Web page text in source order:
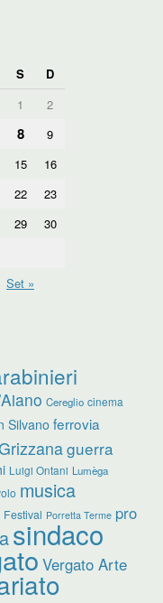
S
D
1
2
8
9
15
16
22
23
29
30
Set »
Cereglio cinema
Silvano ferrovia
guerra
Luigi Ontani Lumèga
musica
Festival Porretta Terme pro
sindaco
Vergato Arte